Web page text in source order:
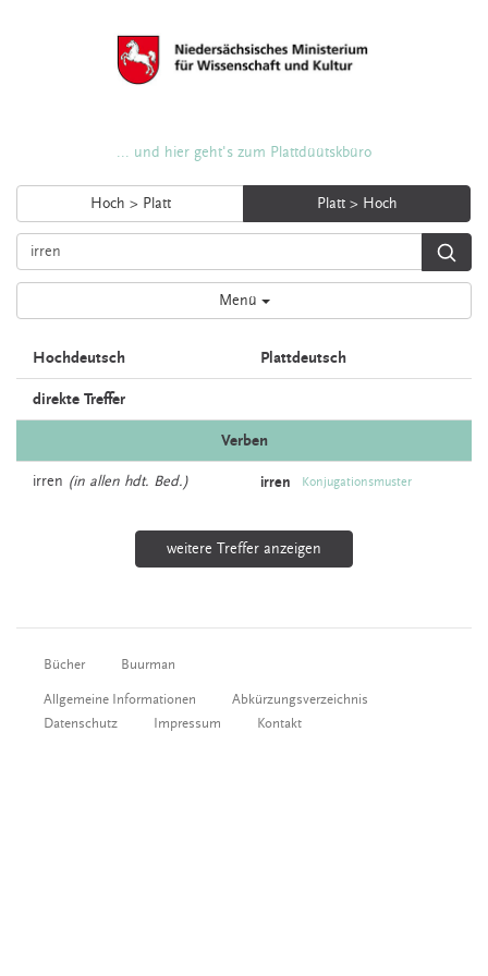
... und hier geht's zum Plattdüütskbüro
Hoch > Platt Platt > Hoch
Menü
Hochdeutsch Plattdeutsch
direkte Treffer
Verben
irren (in allen hdt. Bed.) irren Konjugationsmuster
weitere Treffer anzeigen
Bücher Buurman
Allgemeine Informationen
Abkürzungsverzeichnis
Datenschutz
Impressum Kontakt